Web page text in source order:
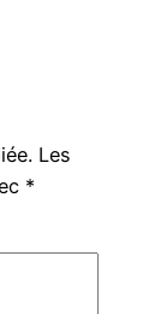
Les
*